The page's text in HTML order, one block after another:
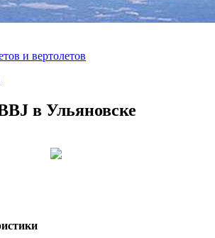
и вертолетов
в Ульяновске